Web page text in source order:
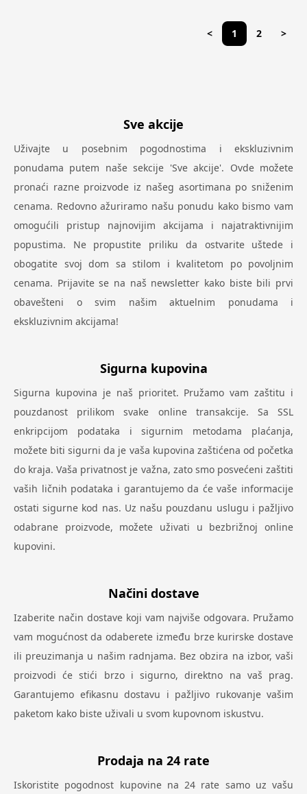
< 1 2 >
Sve akcije
Uživajte u posebnim pogodnostima i ekskluzivnim
ponudama putem naše sekcije 'Sve akcije'. Ovde možete
pronaći razne proizvode iz našeg asortimana po sniženim
cenama. Redovno ažuriramo našu ponudu kako bismo vam
omogućili pristup najnovijim akcijama i najatraktivnijim
popustima. Ne propustite priliku da ostvarite uštede i
obogatite svoj dom sa stilom i kvalitetom po povoljnim
cenama. Prijavite se na naš newsletter kako biste bili prvi
obavešteni o svim našim aktuelnim ponudama i
ekskluzivnim akcijama!
Sigurna kupovina
Sigurna kupovina je naš prioritet. Pružamo vam zaštitu i
pouzdanost prilikom svake online transakcije. Sa SSL
enkripcijom podataka i sigurnim metodama plaćanja,
možete biti sigurni da je vaša kupovina zaštićena od početka
do kraja. Vaša privatnost je važna, zato smo posvećeni zaštiti
vaših ličnih podataka i garantujemo da će vaše informacije
ostati sigurne kod nas. Uz našu pouzdanu uslugu i pažljivo
odabrane proizvode, možete uživati u bezbrižnoj online
kupovini.
Načini dostave
Izaberite način dostave koji vam najviše odgovara. Pružamo
vam mogućnost da odaberete između brze kurirske dostave
ili preuzimanja u našim radnjama. Bez obzira na izbor, vaši
proizvodi će stići brzo i sigurno, direktno na vaš prag.
Garantujemo efikasnu dostavu i pažljivo rukovanje vašim
paketom kako biste uživali u svom kupovnom iskustvu.
Prodaja na 24 rate
Iskoristite pogodnost kupovine na 24 rate samo uz vašu